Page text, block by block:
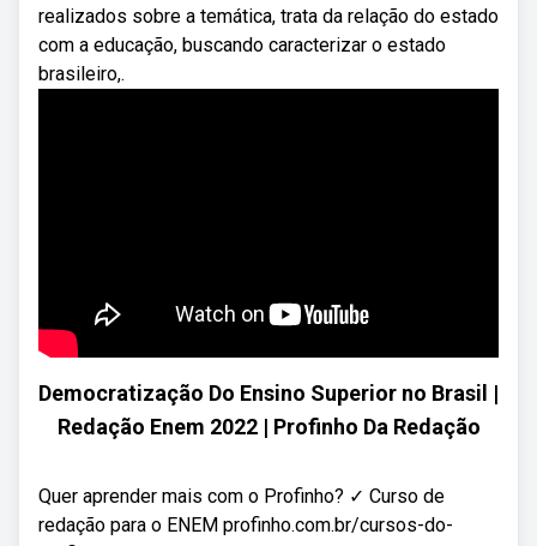
realizados sobre a temática, trata da relação do estado
com a educação, buscando caracterizar o estado
brasileiro,.
Democratização Do Ensino Superior no Brasil |
Redação Enem 2022 | Profinho Da Redação
Quer aprender mais com o Profinho? ✓ Curso de
redação para o ENEM profinho.com.br/cursos-do-